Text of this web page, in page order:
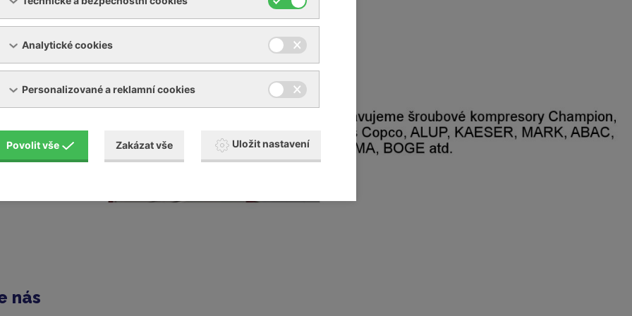
nás
Analytické cookies
Personalizované a reklamní cookies
Povolit vše Zakázat vše Uložit nastavení